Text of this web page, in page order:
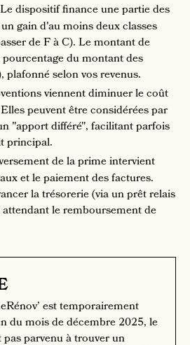
Le dispositif finance une partie des
gain d'au moins deux classes
de F à C). Le montant de
du montant des
plafonné selon vos revenus.
viennent diminuer le coût
peuvent être considérées par
"apport différé", facilitant parfois
principal.
de la prime intervient
et le paiement des factures.
la trésorerie (via un prêt relais
le remboursement de
est temporairement
du mois de décembre 2025, le
pas parvenu à trouver un